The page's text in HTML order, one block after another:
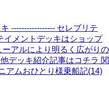
----------------- セレブリテ
イメントデッキはショップ
アルにより明るく広がりの
デッキ紹介記事はコチラ 関
アムおひとり様乗船記(14)